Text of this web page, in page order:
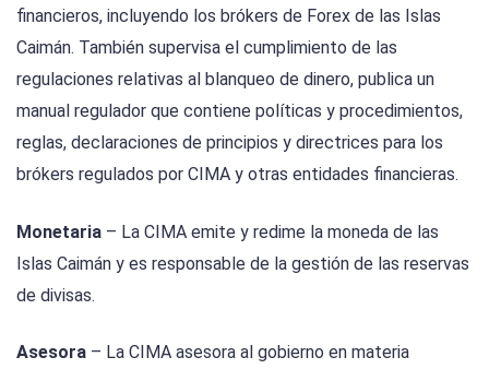
financieros, incluyendo los brókers de Forex de las Islas
Caimán. También supervisa el cumplimiento de las
regulaciones relativas al blanqueo de dinero, publica un
manual regulador que contiene políticas y procedimientos,
reglas, declaraciones de principios y directrices para los
brókers regulados por CIMA y otras entidades financieras.
Monetaria – La CIMA emite y redime la moneda de las
Islas Caimán y es responsable de la gestión de las reservas
de divisas.
Asesora – La CIMA asesora al gobierno en materia